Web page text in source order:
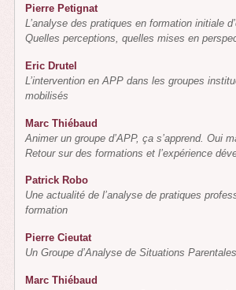
Pierre Petignat
L’analyse des pratiques en formation initiale
Quelles perceptions, quelles mises en
Eric Drutel
L’intervention en APP dans les groupes
mobilisés
Marc Thiébaud
Animer un groupe d’APP, ça s’apprend. Oui
Retour sur des formations et l’expérience
Patrick Robo
Une actualité de l’analyse de pratiques
formation
Pierre Cieutat
Un Groupe d’Analyse de Situations Parentales
Marc Thiébaud